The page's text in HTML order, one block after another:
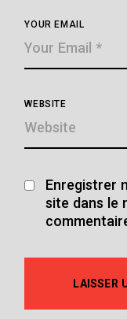
YOUR EMAIL
WEBSITE
Enregistrer
site dans le
LAISSER